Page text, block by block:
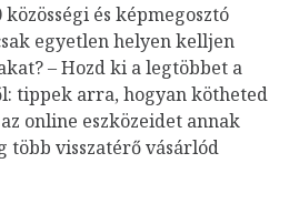
és képmegosztó
egyetlen helyen kelljen
– Hozd ki a legtöbbet a
tippek arra, hogyan kötheted
az online eszközeidet annak
több visszatérő vásárlód